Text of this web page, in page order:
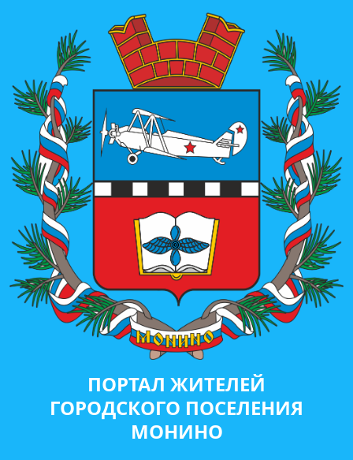
ПОРТАЛ ЖИТЕЛЕЙ
ГОРОДСКОГО ПОСЕЛЕНИЯ
МОНИНО